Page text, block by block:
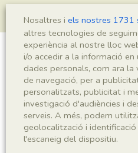
Montsechia
Sigla
MNHN 17272
Nosaltres i els nostres 1731
altres tecnologies de
experiència al nostre lloc
i/o accedir a la informació
dades personals, com ara la
de navegació, per a
personalitzats, publicitat i
investigació d'audiències i
serveis. A més, podem
geolocalització i
l'escaneig del dispositiu.